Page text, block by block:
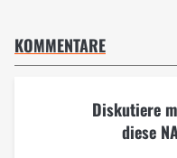
KOMMENTARE
Diskutiere
diese